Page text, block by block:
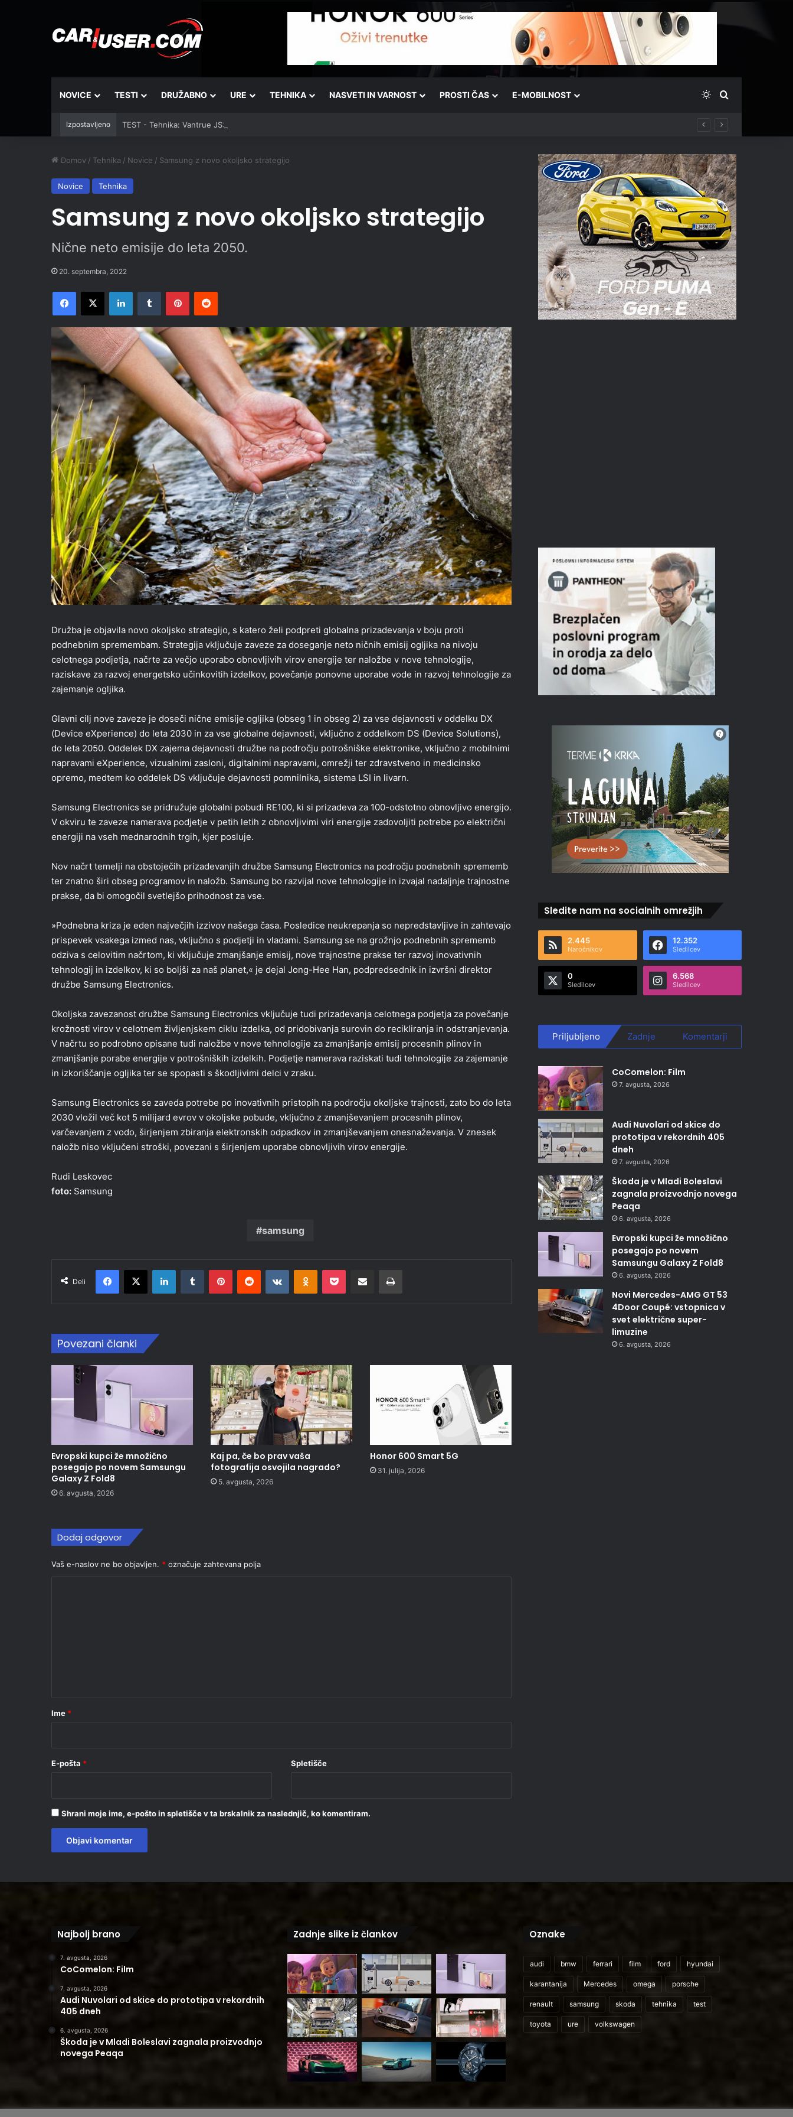
NOVICE TESTI DRUŽABNO URE TEHNIKA NASVETI IN VARNOST PROSTI ČAS E-MOBILNOST Switch skin
Išči
Izpostavljeno TEST - Tehnika: Vantrue JS3
Domov / Tehnika / Novice / Samsung z novo okoljsko strategijo
Novice Tehnika
Samsung z novo okoljsko strategijo
Nične neto emisije do leta 2050.
20. septembra, 2022
Facebook
X LinkedInTumblr PinterestReddit
Družba je objavila novo okoljsko strategijo, s katero želi podpreti globalna prizadevanja v boju proti
podnebnim spremembam. Strategija vključuje zaveze za doseganje neto ničnih emisij ogljika na nivoju
celotnega podjetja, načrte za večjo uporabo obnovljivih virov energije ter naložbe v nove tehnologije,
raziskave za razvoj energetsko učinkovitih izdelkov, povečanje ponovne uporabe vode in razvoj tehnologije za
zajemanje ogljika.
Glavni cilj nove zaveze je doseči nične emisije ogljika (obseg 1 in obseg 2) za vse dejavnosti v oddelku DX
(Device eXperience) do leta 2030 in za vse globalne dejavnosti, vključno z oddelkom DS (Device Solutions),
do leta 2050. Oddelek DX zajema dejavnosti družbe na področju potrošniške elektronike, vključno z mobilnimi
napravami eXperience, vizualnimi zasloni, digitalnimi napravami, omrežji ter zdravstveno in medicinsko
opremo, medtem ko oddelek DS vključuje dejavnosti pomnilnika, sistema LSI in livarn.
Samsung Electronics se pridružuje globalni pobudi RE100, ki si prizadeva za 100-odstotno obnovljivo energijo.
V okviru te zaveze namerava podjetje v petih letih z obnovljivimi viri energije zadovoljiti potrebe po električni
energiji na vseh mednarodnih trgih, kjer posluje.
Nov načrt temelji na obstoječih prizadevanjih družbe Samsung Electronics na področju podnebnih sprememb
ter znatno širi obseg programov in naložb. Samsung bo razvijal nove tehnologije in izvajal nadaljnje trajnostne
prakse, da bi omogočil svetlejšo prihodnost za vse.
»Podnebna kriza je eden največjih izzivov našega časa. Posledice neukrepanja so nepredstavljive in zahtevajo
prispevek vsakega izmed nas, vključno s podjetji in vladami. Samsung se na grožnjo podnebnih sprememb
odziva s celovitim načrtom, ki vključuje zmanjšanje emisij, nove trajnostne prakse ter razvoj inovativnih
tehnologij in izdelkov, ki so boljši za naš planet,« je dejal Jong-Hee Han, podpredsednik in izvršni direktor
družbe Samsung Electronics.
Okoljska zavezanost družbe Samsung Electronics vključuje tudi prizadevanja celotnega podjetja za povečanje
krožnosti virov v celotnem življenjskem ciklu izdelka, od pridobivanja surovin do recikliranja in odstranjevanja.
V načrtu so podrobno opisane tudi naložbe v nove tehnologije za zmanjšanje emisij procesnih plinov in
zmanjšanje porabe energije v potrošniških izdelkih. Podjetje namerava raziskati tudi tehnologije za zajemanje
in izkoriščanje ogljika ter se spopasti s škodljivimi delci v zraku.
Samsung Electronics se zaveda potrebe po inovativnih pristopih na področju okoljske trajnosti, zato bo do leta
2030 vložil več kot 5 milijard evrov v okoljske pobude, vključno z zmanjševanjem procesnih plinov,
varčevanjem z vodo, širjenjem zbiranja elektronskih odpadkov in zmanjševanjem onesnaževanja. V znesek
naložb niso vključeni stroški, povezani s širjenjem uporabe obnovljivih virov energije.
Rudi Leskovec
foto: Samsung
samsung
Deli
Facebook
X LinkedInTumblr PinterestReddit VKontakteOdnoklassniki
Pocket Deli po epošti Natisni
Povezani članki
Evropski kupci že množično
posegajo po novem Samsungu
Galaxy Z Fold8
6. avgusta, 2026
Kaj pa, če bo prav vaša
fotografija osvojila nagrado?
5. avgusta, 2026
Honor 600 Smart 5G
31. julija, 2026
Dodaj odgovor
Vaš e-naslov ne bo objavljen. * označuje zahtevana polja
r
Ime *
E-pošta * Spletišče
Shrani moje ime, e-pošto in spletišče v ta brskalnik za naslednjič, ko komentiram.
Sledite nam na socialnih omrežjih
2.445
Naročnikov
12.352
Sledilcev
0
Sledilcev
6.568
Sledilcev
Priljubljeno Zadnje Komentarji
CoComelon: Film
7. avgusta, 2026
Audi Nuvolari od skice do
prototipa v rekordnih 405
dneh
7. avgusta, 2026
Škoda je v Mladi Boleslavi
zagnala proizvodnjo novega
Peaqa
6. avgusta, 2026
Evropski kupci že množično
posegajo po novem
Samsungu Galaxy Z Fold8
6. avgusta, 2026
Novi Mercedes-AMG GT 53
4Door Coupé: vstopnica v
svet električne super-
limuzine
6. avgusta, 2026
Najbolj brano
7. avgusta, 2026
CoComelon: Film
7. avgusta, 2026
Audi Nuvolari od skice do prototipa v rekordnih
405 dneh
6. avgusta, 2026
Škoda je v Mladi Boleslavi zagnala proizvodnjo
novega Peaqa
Zadnje slike iz člankov Oznake
audi bmw ferrari film ford hyundai
karantanija Mercedes omega porsche
renault samsung skoda tehnika test
toyota ure volkswagen